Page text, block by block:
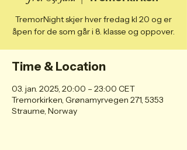
TremorNight skjer hver fredag kl 20 og er
åpen for de som går i 8. klasse og oppover.
Time & Location
03. jan. 2025, 20:00 – 23:00 CET
Tremorkirken, Grønamyrvegen 271, 5353
Straume, Norway